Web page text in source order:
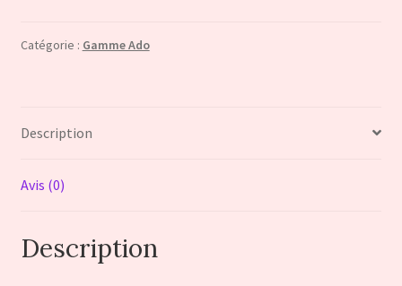
sucré
My
Catégorie : Gamme Ado
Description
Avis (0)
Description